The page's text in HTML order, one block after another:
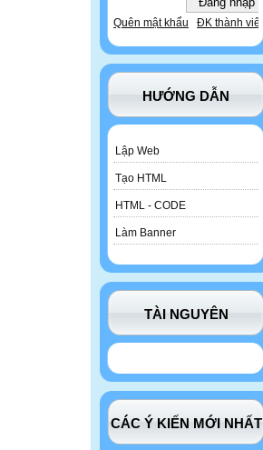
Quên mật khẩu ĐK thành viên
HƯỚNG DẪN
Lập Web
Tạo HTML
HTML - CODE
Làm Banner
TÀI NGUYÊN
CÁC Ý KIẾN MỚI NHẤT